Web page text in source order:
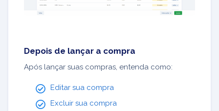
Depois de lançar a compra
Após lançar suas compras, entenda como:
Editar sua compra
Excluir sua compra